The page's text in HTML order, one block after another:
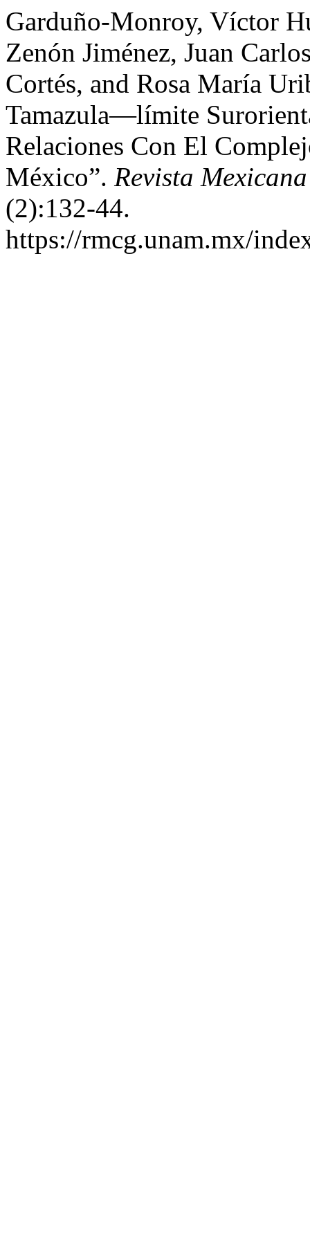
Garduño-Monroy, Víctor
Zenón Jiménez, Juan
Cortés, and Rosa María
Tamazula—límite
Relaciones Con El
México”. Revista
(2):132-44.
https://rmcg.unam.mx/